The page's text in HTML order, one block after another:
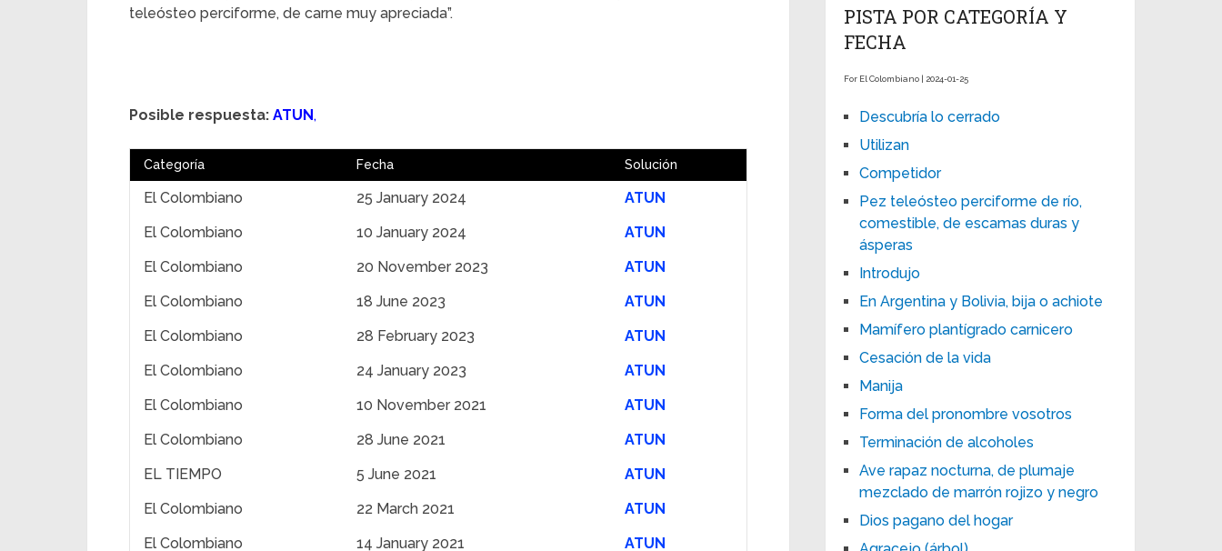
teleósteo perciforme, de carne muy apreciada”.
Posible respuesta: ATUN,
Categoría Fecha Solución
El Colombiano 25 January 2024
ATUN
El Colombiano
10 January 2024
ATUN
El Colombiano
20 November 2023
ATUN
El Colombiano
18 June 2023
ATUN
El Colombiano
28 February 2023
ATUN
El Colombiano
24 January 2023
ATUN
El Colombiano
10 November 2021
ATUN
El Colombiano
28 June 2021
ATUN
EL TIEMPO
5 June 2021
ATUN
El Colombiano
22 March 2021
ATUN
El Colombiano
14 January 2021 ATUN
PISTA POR CATEGORÍA Y
FECHA
For El Colombiano | 2024-01-25
Descubría lo cerrado
Utilizan
Competidor
Pez teleósteo perciforme de río,
comestible, de escamas duras y
ásperas
Introdujo
En Argentina y Bolivia, bija o achiote
Mamífero plantígrado carnicero
Cesación de la vida
Manija
Forma del pronombre vosotros
Terminación de alcoholes
Ave rapaz nocturna, de plumaje
mezclado de marrón rojizo y negro
Dios pagano del hogar